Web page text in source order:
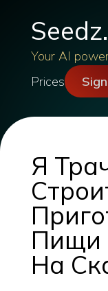
Your AI
Prices
Я
Пищи
На